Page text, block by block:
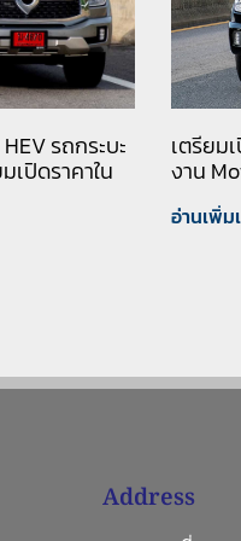
รถกระบะ
เปิดราคาใน
เตรียม
งาน
อ่านเพิ่ม
Address